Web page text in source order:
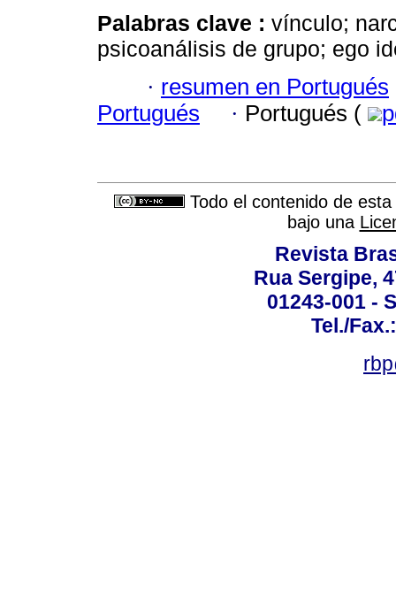
Palabras clave : vínculo;
psicoanálisis de grupo; ego
· resumen en Portugués
Portugués
· Portugués (
Todo el contenido de
bajo una
Revista
Rua Sergipe,
01243-001 -
Tel./